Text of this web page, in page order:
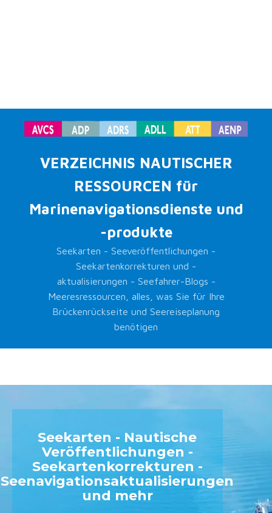
VERZEICHNIS NAUTISCHER
RESSOURCEN für
Marinenavigationsdienste und
-produkte
Seekarten - Seeveröffentlichungen -
Seekartenkorrekturen und -
aktualisierungen - Seefahrer-Blogs -
Meeresressourcen, alles, was Sie für Ihre
Brückenrückseite und Seereiseplanung
benötigen
Seekarten - Nautische
Veröffentlichungen -
Seekartenkorrekturen -
Seenavigationsaktualisierungen
und mehr